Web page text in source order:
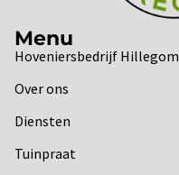
Menu
Hoveniersbedrijf Hillegom
Over ons
Diensten
Tuinpraat